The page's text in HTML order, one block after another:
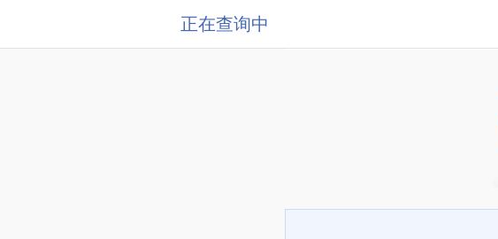
正在查询中